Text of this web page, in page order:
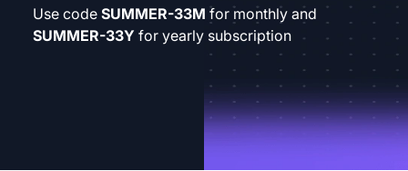
Use code SUMMER-33M for monthly and
SUMMER-33Y for yearly subscription